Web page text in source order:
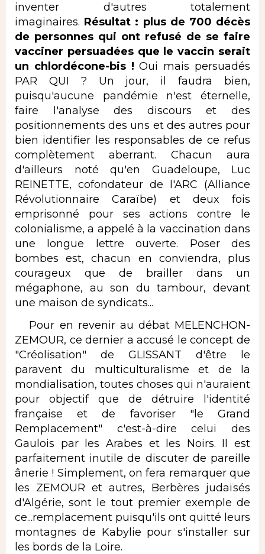
inventer d'autres totalement
imaginaires. Résultat : plus de 700 décès
de personnes qui ont refusé de se faire
vacciner persuadées que le vaccin serait
un chlordécone-bis !Oui mais persuadés
PAR QUI ? Un jour, il faudra bien,
puisqu'aucune pandémie n'est éternelle,
faire l'analyse des discours et des
positionnements des uns et des autres pour
bien identifier les responsables de ce refus
complètement aberrant. Chacun aura
d'ailleurs noté qu'en Guadeloupe, Luc
REINETTE, cofondateur de l'ARC (Alliance
Révolutionnaire Caraïbe) et deux fois
emprisonné pour ses actions contre le
colonialisme, a appelé à la vaccination dans
une longue lettre ouverte. Poser des
bombes est, chacun en conviendra, plus
courageux que de brailler dans un
mégaphone, au son du tambour, devant
une maison de syndicats...
Pour en revenir au débat MELENCHON-
ZEMOUR, ce dernier a accusé le concept de
"Créolisation" de GLISSANT d'être le
paravent du multiculturalisme et de la
mondialisation, toutes choses qui n'auraient
pour objectif que de détruire l'identité
française et de favoriser "le Grand
Remplacement" c'est-à-dire celui des
Gaulois par les Arabes et les Noirs. Il est
parfaitement inutile de discuter de pareille
ânerie ! Simplement, on fera remarquer que
les ZEMOUR et autres, Berbères judaïsés
d'Algérie, sont le tout premier exemple de
ce...remplacement puisqu'ils ont quitté leurs
montagnes de Kabylie pour s'installer sur
les bords de la Loire.